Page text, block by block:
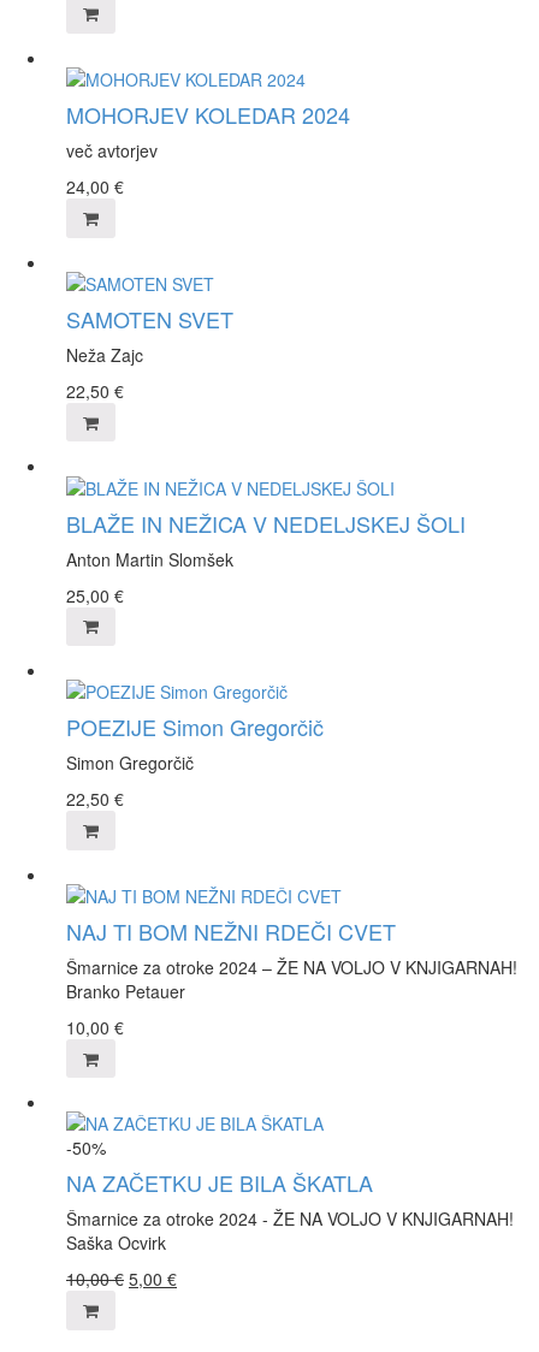
MOHORJEV KOLEDAR 2024
več avtorjev
24,00 €
SAMOTEN SVET
Neža Zajc
22,50 €
BLAŽE IN NEŽICA V NEDELJSKEJ ŠOLI
Anton Martin Slomšek
25,00 €
POEZIJE Simon Gregorčič
Simon Gregorčič
22,50 €
NAJ TI BOM NEŽNI RDEČI CVET
Šmarnice za otroke 2024 – ŽE NA VOLJO V KNJIGARNAH!
Branko Petauer
10,00 €
-50%
NA ZAČETKU JE BILA ŠKATLA
Šmarnice za otroke 2024 - ŽE NA VOLJO V KNJIGARNAH!
Saška Ocvirk
10,00€ 5,00 €